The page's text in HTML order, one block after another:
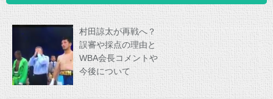
村田諒太が再戦へ？
誤審や採点の理由と
WBA会長コメントや
今後について